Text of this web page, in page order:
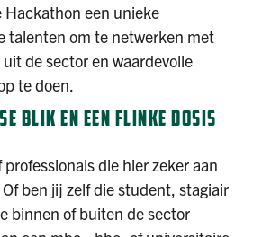
een unieke
talenten om te netwerken met
de sector en waardevolle
te doen.
BLIK EN EEN FLINKE DOSIS
die hier zeker aan
ben jij zelf die student, stagiair
binnen of buiten de sector